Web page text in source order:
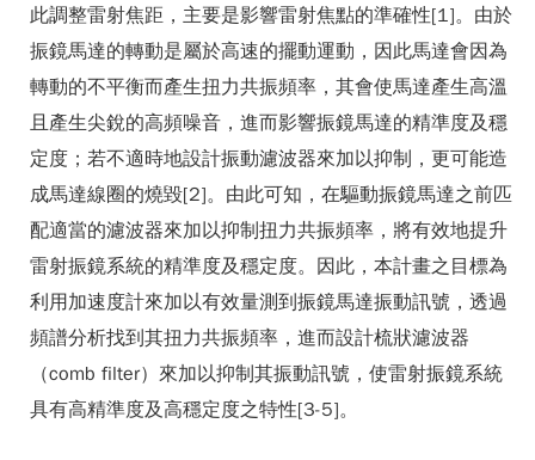
此調整雷射焦距，主要是影響雷射焦點的準確性[1]。由於
振鏡馬達的轉動是屬於高速的擺動運動，因此馬達會因為
轉動的不平衡而產生扭力共振頻率，其會使馬達產生高溫
且產生尖銳的高頻噪音，進而影響振鏡馬達的精準度及穩
定度；若不適時地設計振動濾波器來加以抑制，更可能造
成馬達線圈的燒毀[2]。由此可知，在驅動振鏡馬達之前匹
配適當的濾波器來加以抑制扭力共振頻率，將有效地提升
雷射振鏡系統的精準度及穩定度。因此，本計畫之目標為
利用加速度計來加以有效量測到振鏡馬達振動訊號，透過
頻譜分析找到其扭力共振頻率，進而設計梳狀濾波器
（comb filter）來加以抑制其振動訊號，使雷射振鏡系統
具有高精準度及高穩定度之特性[3-5]。